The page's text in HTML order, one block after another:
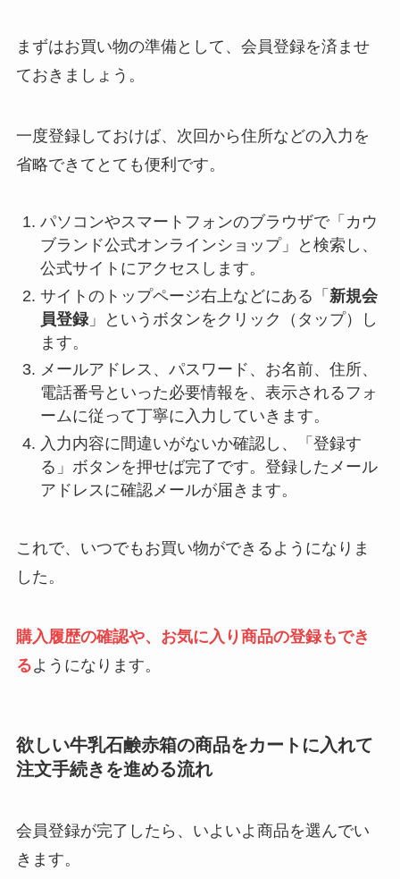
まずはお買い物の準備として、会員登録を済ませ
ておきましょう。
一度登録しておけば、次回から住所などの入力を
省略できてとても便利です。
パソコンやスマートフォンのブラウザで「カウ
ブランド公式オンラインショップ」と検索し、
公式サイトにアクセスします。
サイトのトップページ右上などにある「 新規会
員登録」というボタンをクリック（タップ）し
ます。
メールアドレス、パスワード、お名前、住所、
電話番号といった必要情報を、表示されるフォ
ームに従って丁寧に入力していきます。
入力内容に間違いがないか確認し、「登録す
る」ボタンを押せば完了です。登録したメール
アドレスに確認メールが届きます。
これで、いつでもお買い物ができるようになりま
した。
購入履歴の確認や、お気に入り商品の登録もでき
るようになります。
欲しい牛乳石鹸赤箱の商品をカートに入れて
注文手続きを進める流れ
会員登録が完了したら、いよいよ商品を選んでい
きます。